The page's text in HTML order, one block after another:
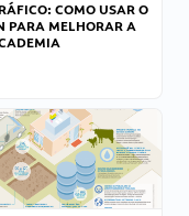
COMO USAR O
PARA MELHORAR A